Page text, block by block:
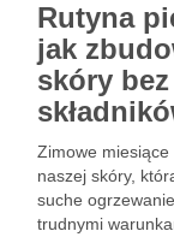
Rutyna
jak
skóry
Zimowe
naszej skóry,
suche
trudnymi